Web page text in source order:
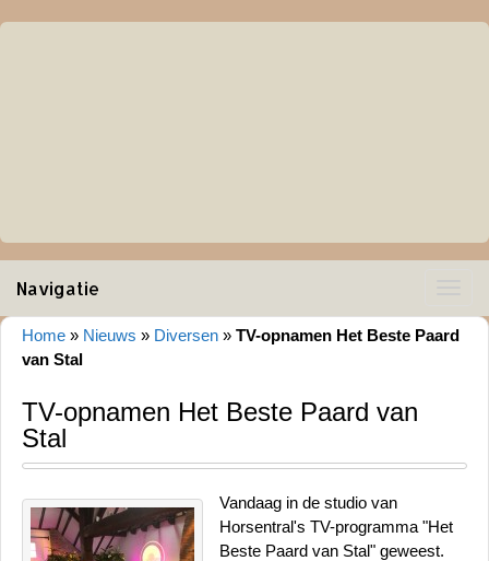
Navigatie
Home » Nieuws » Diversen » TV-opnamen Het Beste Paard
van Stal
TV-opnamen Het Beste Paard van
Stal
Vandaag in de studio van
Horsentral's TV-programma "Het
Beste Paard van Stal" geweest.